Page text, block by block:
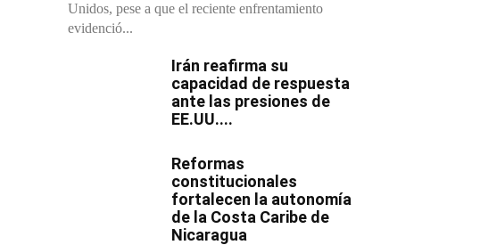
Unidos, pese a que el reciente enfrentamiento
evidenció...
Irán reafirma su
capacidad de respuesta
ante las presiones de
EE.UU....
Reformas
constitucionales
fortalecen la autonomía
de la Costa Caribe de
Nicaragua